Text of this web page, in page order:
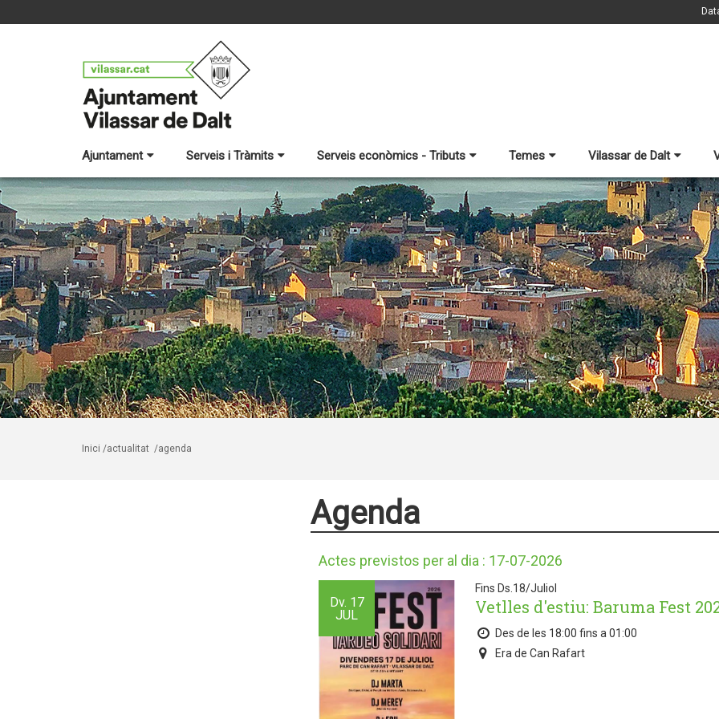
Ajuntament Serveis i Tràmits Serveis econòmics - Tributs Temes Vilassar de Dalt
Inici /actualitat /agenda
Agenda
Actes previstos per al dia : 17-07-2026
Dv. 17
JUL
Fins Ds.18/Juliol
Vetlles d'estiu: Baruma Fest
Des de les 18:00 fins a 01:00
Era de Can Rafart